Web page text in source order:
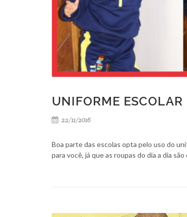
UNIFORME
22/11/2016
Boa parte das escolas opta pelo uso do
para você, já que as roupas do dia a dia